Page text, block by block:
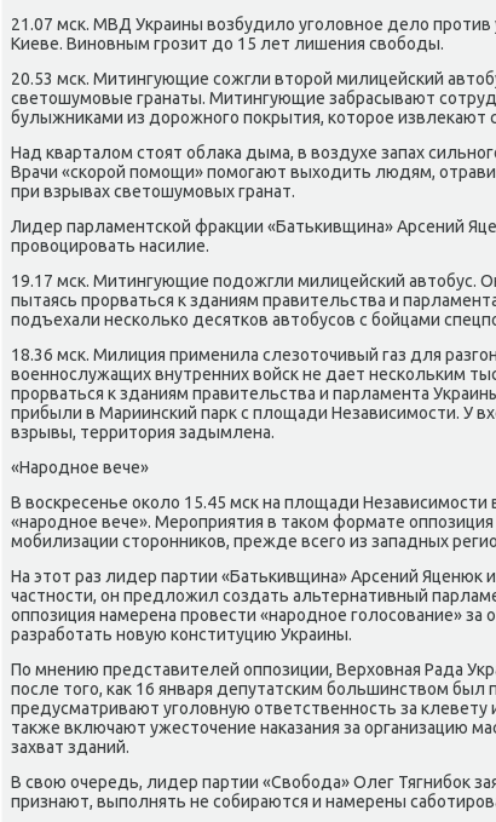
21.07 мск. МВД Украины возбудило уголовное дело против
Киеве. Виновным грозит до 15 лет лишения свободы.
20.53 мск. Митингующие сожгли второй милицейский
светошумовые гранаты. Митингующие забрасывают
булыжниками из дорожного покрытия, которое
Над кварталом стоят облака дыма, в воздухе запах
Врачи «скорой помощи» помогают выходить людям,
при взрывах светошумовых гранат.
Лидер парламентской фракции «Батькивщина» Арсений
провоцировать насилие.
19.17 мск. Митингующие подожгли милицейский автобус.
пытаясь прорваться к зданиям правительства и
подъехали несколько десятков автобусов с бойцами
18.36 мск. Милиция применила слезоточивый газ для
военнослужащих внутренних войск не дает нескольким
прорваться к зданиям правительства и парламента
прибыли в Мариинский парк с площади Независимости. У
взрывы, территория задымлена.
«Народное вече»
В воскресенье около 15.45 мск на площади Независимости
«народное вече». Мероприятия в таком формате
мобилизации сторонников, прежде всего из западных
На этот раз лидер партии «Батькивщина» Арсений Яценюк
частности, он предложил создать альтернативный
оппозиция намерена провести «народное голосование» за
разработать новую конституцию Украины.
По мнению представителей оппозиции, Верховная Рада
после того, как 16 января депутатским большинством был
предусматривают уголовную ответственность за клевету
также включают ужесточение наказания за организацию
захват зданий.
В свою очередь, лидер партии «Свобода» Олег Тягнибок
признают, выполнять не собираются и намерены